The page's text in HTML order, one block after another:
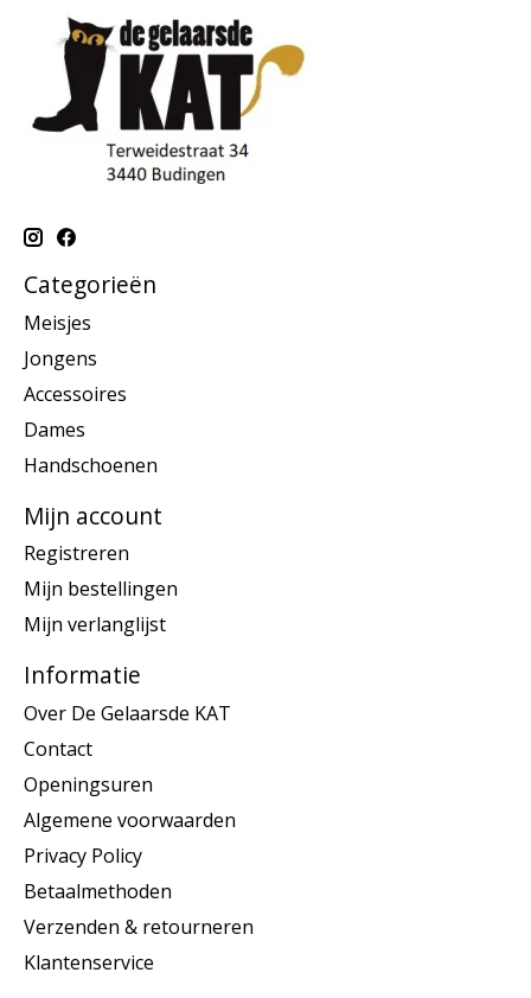
Categorieën
Meisjes
Jongens
Accessoires
Dames
Handschoenen
Mijn account
Registreren
Mijn bestellingen
Mijn verlanglijst
Informatie
Over De Gelaarsde KAT
Contact
Openingsuren
Algemene voorwaarden
Privacy Policy
Betaalmethoden
Verzenden & retourneren
Klantenservice